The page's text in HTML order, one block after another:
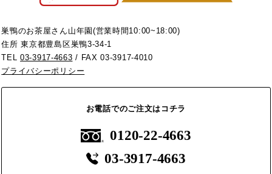
巣鴨のお茶屋さん山年園(営業時間10:00~18:00)
住所 東京都豊島区巣鴨3-34-1
TEL03-3917-4663 / FAX 03-3917-4010
プライバシーポリシー
お電話でのご注文はコチラ
0120-22-4663
03-3917-4663